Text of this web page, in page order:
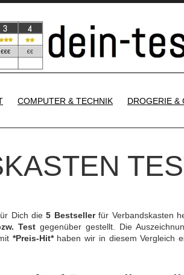
COMPUTER & TECHNIK DROGERIE &
Dich die5 Bestsellerfür Verbandskasten
Test gegenüber gestellt. Die
*Preis-Hit*haben wir in diesem Vergleich